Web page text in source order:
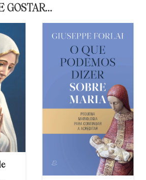
GOSTAR…